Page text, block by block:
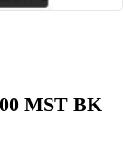
MST BK